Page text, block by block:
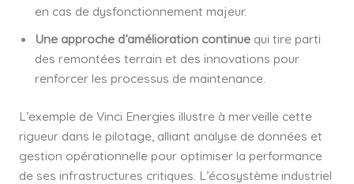
en cas de dysfonctionnement majeur.
Une approche d’amélioration continuequi tire parti
des remontées terrain et des innovations pour
renforcer les processus de maintenance.
L’exemple de Vinci Energies illustre à merveille cette
rigueur dans le pilotage, alliant analyse de données et
gestion opérationnelle pour optimiser la performance
de ses infrastructures critiques. L’écosystème industriel